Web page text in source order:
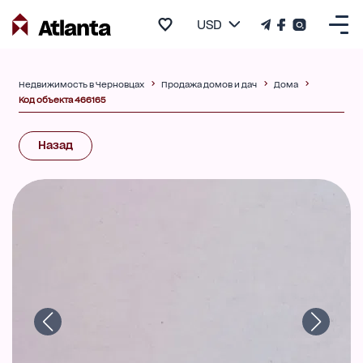
USD
Недвижимость в Черновцах Продажа домов и дач
Дома
Код объекта 466165
Назад